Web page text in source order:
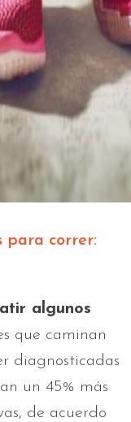
para correr:
algunos
que caminan
diagnosticadas
un 45% más
de acuerdo